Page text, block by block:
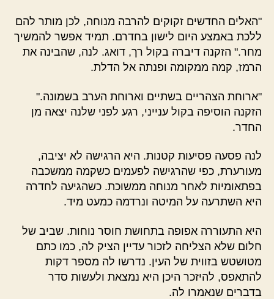
"האלים החדשים זקוקים להרבה מנוחה, לכן מותר להם
ללכת באמצע היום לישון בחדרם. תמיד אפשר להמשיך
מחר." הזקנה דיברה בקול רך, דואג. לנה, שהבינה את
הרמז, קמה ממקומה ופנתה אל הדלת.
"ארוחת הצהריים בשתיים וארוחת הערב בשמונה."
הזקנה הוסיפה בקול ענייני, רגע לפני שלנה יצאה מן
החדר.
לנה פסעה פסיעות קטנות. היא הרגישה לא יציבה,
מעורערת, כפי שהרגישה לפעמים כשקמה ממשכבה
בפתאומיות לאחר מנוחה ממשוכת. כשהגיעה לחדרה
היא השתרעה על המיטה ונרדמה כמעט מיד.
היא התעוררה אפופה בתחושת חוסר נוחות. שביב של
חלום שלא הצליחה לזכור עדיין הציק לה, כמו כתם
מטושטש בזווית של העין. נדרשו לה מספר דקות
להתאפס, להיזכר היכן היא נמצאת ולעשות סדר
בדברים שנאמרו לה.